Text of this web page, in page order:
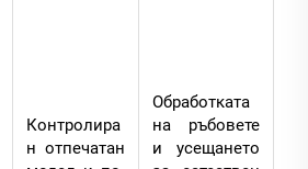
Контролира
н отпечатан
Обработката
на ръбовете
и усещането